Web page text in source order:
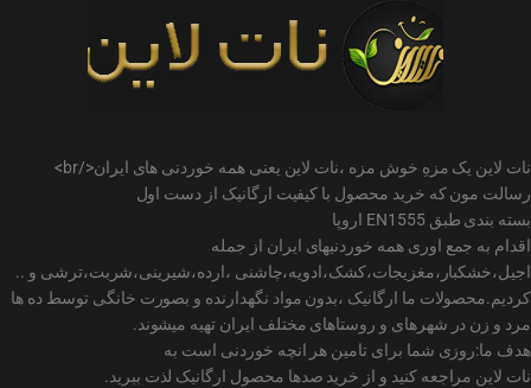
نات لاین یک مزهِ خوش مزه ،نات لاین یعنی همه خوردنی های ایران</br>
رسالت مون که خرید محصول با کیفیت ارگانیک از دست اول
بسته بندی طبق EN1555 اروپا
اقدام به جمع اوری همه خوردنیهای ایران از جمله
اجیل،خشکبار،مغزیجات،کشک،ادویه،چاشنی ،ارده،شیرینی،شربت،ترشی و ..
کردیم.محصولات ما ارگانیک ،بدون مواد نگهدارنده و بصورت خانگی توسط ده ها
مرد و زن در شهرهای و روستاهای مختلف ایران تهیه میشوند.
هدف ما:روزی شما برای تامین هر انچه خوردنی است به
نات لاین مراجعه کنید و از خرید صدها محصول ارگانیک لذت ببرید.